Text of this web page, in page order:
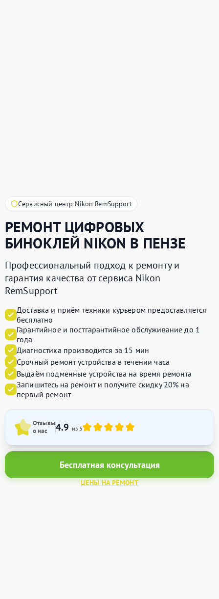
Сервисный центр Nikon RemSupport
РЕМОНТ ЦИФРОВЫХ
БИНОКЛЕЙ NIKON В ПЕНЗЕ
Профессиональный подход к ремонту и
гарантия качества от сервиса Nikon
RemSupport
Доставка и приём техники курьером предоставляется
бесплатно
Гарантийное и постгарантийное обслуживание до 1
года
Диагностика производится за 15 мин
Срочный ремонт устройства в течении часа
Выдаём подменные устройства на время ремонта
Запишитесь на ремонт и получите скидку 20% на
первый ремонт
Отзывы
о нас
4.9 из 5
Бесплатная консультация
ЦЕНЫ НА РЕМОНТ